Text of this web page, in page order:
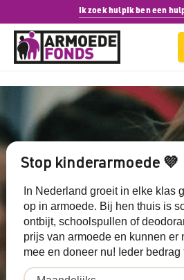
Ik zoek hulpIk ben een
Stop kinderarmoede 💜
In Nederland groeit in elke klas
op in armoede. Bij hen thuis is
ontbijt, schoolspullen of
prijs van armoede en kunnen er
mee en doneer nu! Ieder bedrag
Frequentie